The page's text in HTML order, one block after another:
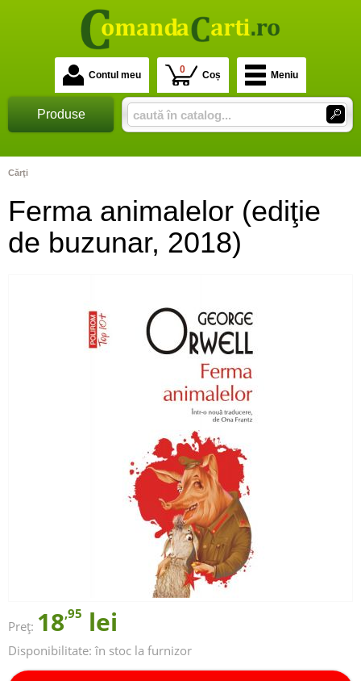
Contul meu 0 Coș Meniu
Produse
Cărţi
Ferma animalelor (ediţie
de buzunar, 2018)
Preț: 18,95 lei
Disponibilitate: în stoc la furnizor